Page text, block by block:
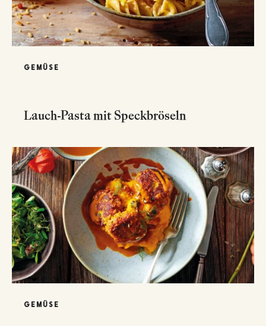
GEMÜSE
Lauch-Pasta mit Speckbröseln
GEMÜSE